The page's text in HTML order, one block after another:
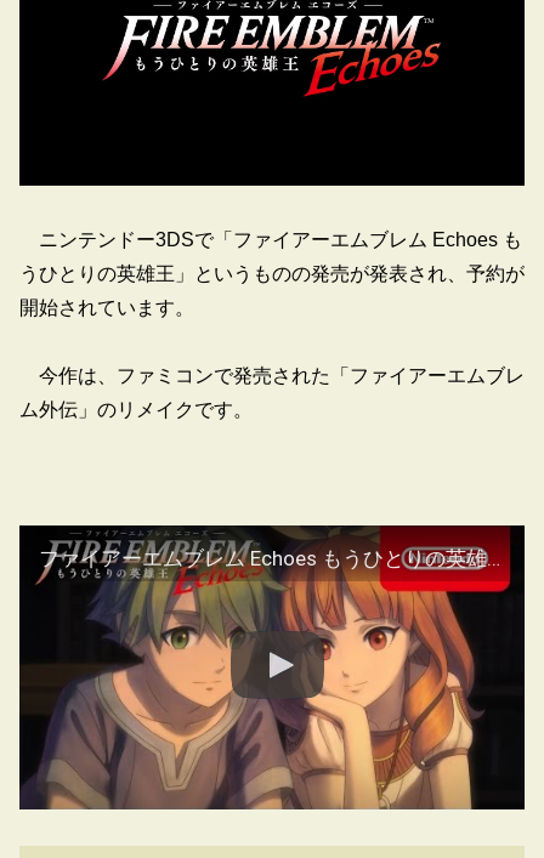
ニンテンドー3DSで「ファイアーエムブレム Echoes も
うひとりの英雄王」というものの発売が発表され、予約が
開始されています。
今作は、ファミコンで発売された「ファイアーエムブレ
ム外伝」のリメイクです。
ファイアーエムブレム Echoes もうひとりの英雄王 初公開映像